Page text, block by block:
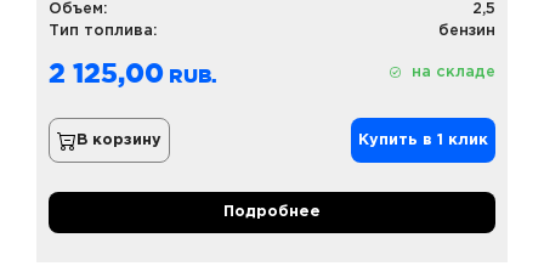
Объем:
2,5
Тип топлива:
бензин
2 125,00 на складе
В корзину Купить в 1 клик
Подробнее